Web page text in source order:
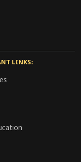
व्यापार
डिजिटल पहलों से
और किसान-केंद्रित
LINKS: